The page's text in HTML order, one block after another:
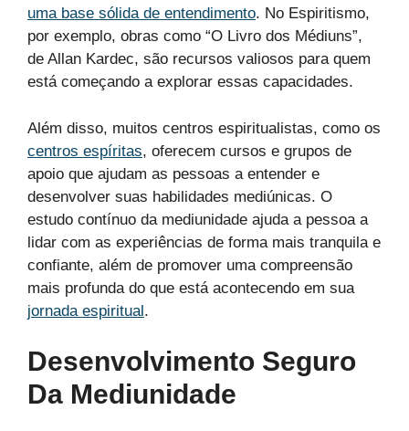
uma base sólida de entendimento. No Espiritismo,
por exemplo, obras como “O Livro dos Médiuns”,
de Allan Kardec, são recursos valiosos para quem
está começando a explorar essas capacidades.
Além disso, muitos centros espiritualistas, como os
centros espíritas, oferecem cursos e grupos de
apoio que ajudam as pessoas a entender e
desenvolver suas habilidades mediúnicas. O
estudo contínuo da mediunidade ajuda a pessoa a
lidar com as experiências de forma mais tranquila e
confiante, além de promover uma compreensão
mais profunda do que está acontecendo em sua
jornada espiritual.
Desenvolvimento Seguro
Da Mediunidade